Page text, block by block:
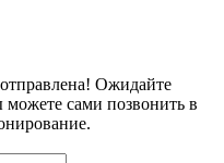
Ожидайте
сами позвонить в